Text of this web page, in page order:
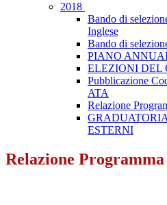
2018
Bando di
Inglese
Bando di
PIANO
ELEZIONI DEL
Pubblicazione
ATA
Relazione
ESTERNI
Relazione